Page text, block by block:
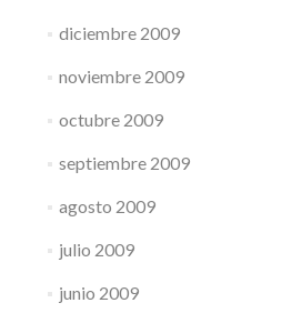
diciembre 2009
noviembre 2009
octubre 2009
septiembre 2009
agosto 2009
julio 2009
junio 2009